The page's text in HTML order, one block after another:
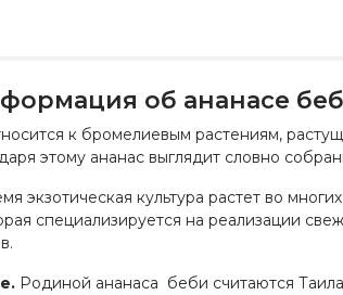
об ананасе
к бромелиевым растениям,
этому ананас выглядит словно
экзотическая культура растет во
специализируется на реализации
Родиной ананаса беби считаются